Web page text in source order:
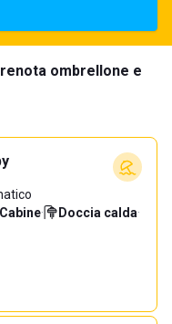
ombrellone e
Cabine· Doccia calda·